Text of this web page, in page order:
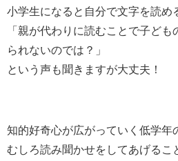
小学生になると自分で文字を読め
「親が代わりに読むことで子ど
られないのでは？」
という声も聞きますが大丈夫！
知的好奇心が広がっていく低学年
むしろ読み聞かせをしてあげるこ